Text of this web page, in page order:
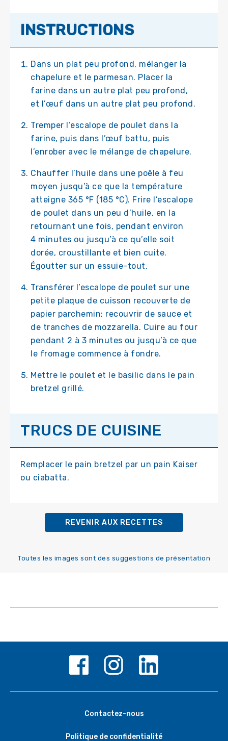
INSTRUCTIONS
Dans un plat peu profond, mélanger la
chapelure et le parmesan. Placer la
farine dans un autre plat peu profond,
et l’œuf dans un autre plat peu profond.
Tremper l’escalope de poulet dans la
farine, puis dans l’œuf battu, puis
l’enrober avec le mélange de chapelure.
Chauffer l’huile dans une poêle à feu
moyen jusqu’à ce que la température
atteigne 365 °F (185 °C). Frire l’escalope
de poulet dans un peu d’huile, en la
retournant une fois, pendant environ
4 minutes ou jusqu’à ce qu’elle soit
dorée, croustillante et bien cuite.
Égoutter sur un essuie-tout.
Transférer l’escalope de poulet sur une
petite plaque de cuisson recouverte de
papier parchemin; recouvrir de sauce et
de tranches de mozzarella. Cuire au four
pendant 2 à 3 minutes ou jusqu’à ce que
le fromage commence à fondre.
Mettre le poulet et le basilic dans le pain
bretzel grillé.
TRUCS DE CUISINE
Remplacer le pain bretzel par un pain Kaiser
ou ciabatta.
REVENIR AUX RECETTES
Toutes les images sont des suggestions de présentation
Contactez-nous
Politique de confidentialité